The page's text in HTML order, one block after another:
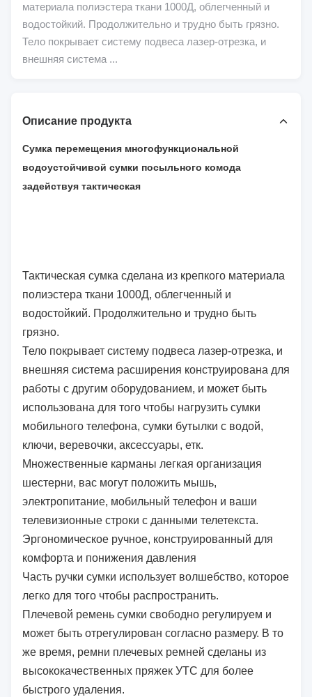
материала полиэстера ткани 1000Д, облегченный и
водостойкий. Продолжительно и трудно быть грязно.
Тело покрывает систему подвеса лазер-отрезка, и
внешняя система ...
Описание продукта
Сумка перемещения многофункциональной
водоустойчивой сумки посыльного комода
задействуя тактическая
Тактическая сумка сделана из крепкого материала
полиэстера ткани 1000Д, облегченный и
водостойкий. Продолжительно и трудно быть
грязно.
Тело покрывает систему подвеса лазер-отрезка, и
внешняя система расширения конструирована для
работы с другим оборудованием, и может быть
использована для того чтобы нагрузить сумки
мобильного телефона, сумки бутылки с водой,
ключи, веревочки, аксессуары, етк.
Множественные карманы легкая организация
шестерни, вас могут положить мышь,
электропитание, мобильный телефон и ваши
телевизионные строки с данными телетекста.
Эргономическое ручное, конструированный для
комфорта и понижения давления
Часть ручки сумки использует волшебство, которое
легко для того чтобы распространить.
Плечевой ремень сумки свободно регулируем и
может быть отрегулирован согласно размеру. В то
же время, ремни плечевых ремней сделаны из
высококачественных пряжек УТС для более
быстрого удаления.